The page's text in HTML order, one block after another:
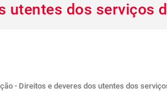
utentes dos serviços
- Direitos e deveres dos utentes dos